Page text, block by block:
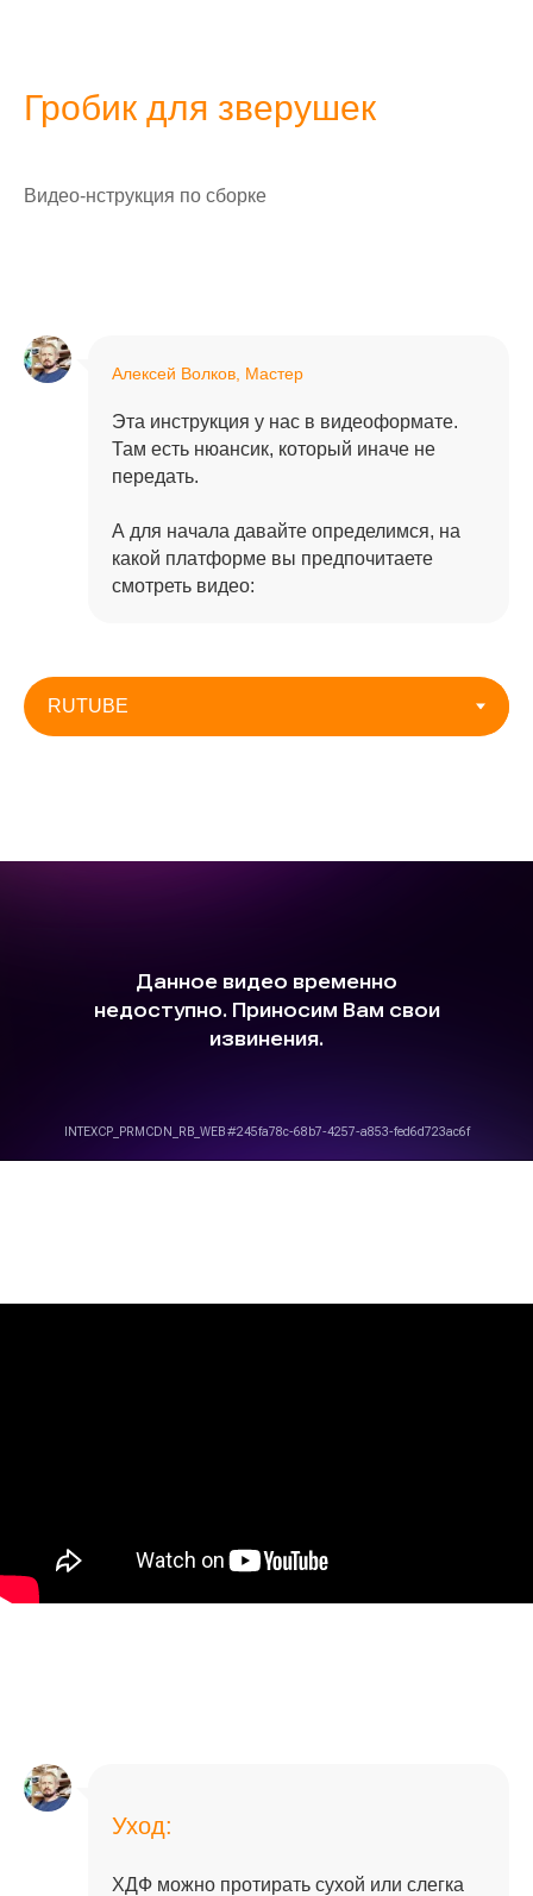
Гробик для зверушек
Видео-нструкция по сборке
Алексей Волков, Мастер
Эта инструкция у нас в видеоформате.
Там есть нюансик, который иначе не
передать.
А для начала давайте определимся, на
какой платформе вы предпочитаете
смотреть видео:
Уход:
ХДФ можно протирать сухой или слегка